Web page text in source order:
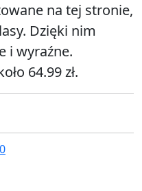
na tej stronie,
Dzięki nim
i wyraźne.
64.99 zł.